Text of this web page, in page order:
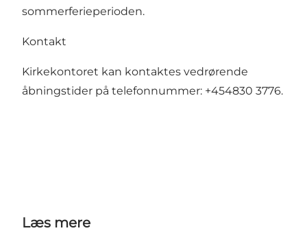
sommerferieperioden.
Kontakt
Kirkekontoret kan kontaktes vedrørende
åbningstider på telefonnummer: +454830 3776.
Læs mere